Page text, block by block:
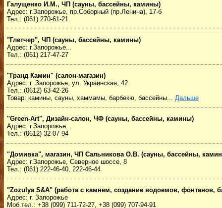
Галущенко И.М., ЧП (сауны, бассейны, камины)
Адрес: г.Запорожье, пр.Соборный (пр.Ленина), 17-б
Тел.: (061) 270-61-21
"Глетчер", ЧП (сауны, бассейны, камины)
Адрес: г.Запорожье...
Тел.: (061) 217-47-27
"Гранд Камин" (салон-магазин)
Адрес: г. Запорожье, ул. Украинская, 42
Тел.: (0612) 63-42-26
Товар: камины, сауны, хаммамы, барбекю, бассейны... Дальше
"Green-Art", Дизайн-салон, ЧФ (сауны, бассейны, камины)
Адрес: г.Запорожье...
Тел.: (0612) 32-07-94
"Домивка", магазин, ЧП Сальникова О.В. (сауны, бассейны,
Адрес: г.Запорожье, Северное шоссе, 8
Тел.: (061) 222-46-40, 222-46-44
"Zozulya S&A" (работа с камнем, создание водоемов, фонтанов,
Адрес: г. Запорожье
Моб.тел.: +38 (099) 711-72-27, +38 (099) 707-94-91